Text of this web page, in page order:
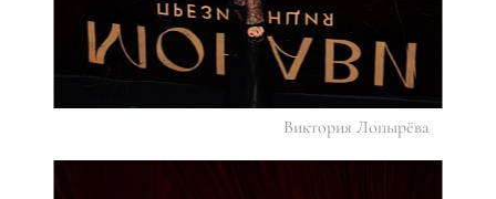
Виктория Лопырёва